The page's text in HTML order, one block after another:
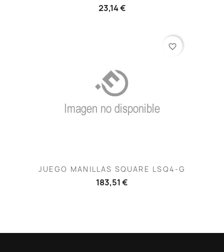
23,14 €
JUEGO MANILLAS SQUARE LSQ4-G
183,51 €
favorite_border